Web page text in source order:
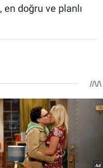
doğru ve planlı